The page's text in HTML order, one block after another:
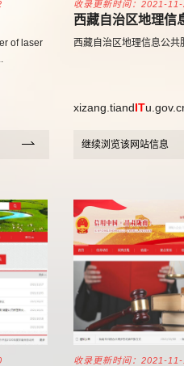
of laser
收录更新时间：2021-
西藏自治区地理信
西藏自治区地理信息公共
xizang.tiandIT
继续浏览该网站信息
收录更新时间：2021-